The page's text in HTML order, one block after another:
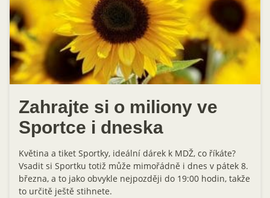
Zahrajte si o miliony ve
Sportce i dneska
Květina a tiket Sportky, ideální dárek k MDŽ, co říkáte?
Vsadit si Sportku totiž může mimořádně i dnes v pátek 8.
března, a to jako obvykle nejpozději do 19:00 hodin, takže
to určitě ještě stihnete.